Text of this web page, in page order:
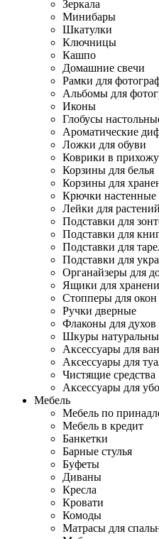
Зеркала
Минибары
Шкатулки
Ключницы
Кашпо
Домашние свечи
Рамки для
Альбомы для
Иконы
Глобусы
Ароматические
Ложки для обуви
Коврики в
Корзины для белья
Корзины для
Крючки настенные
Лейки для растений
Подставки для
Подставки для
Подставки для
Подставки для
Органайзеры для
Ящики для
Стопперы для окон
Ручки дверные
Флаконы для
Шкуры
Аксессуары для
Аксессуары для
Чистящие средства
Аксессуары для
Мебель
Мебель по
Мебель в кредит
Банкетки
Барные стулья
Буфеты
Диваны
Кресла
Кровати
Комоды
Матрасы для